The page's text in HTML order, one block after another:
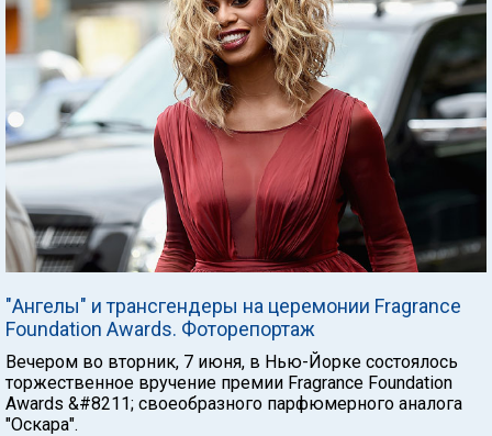
"Ангелы" и трансгендеры на церемонии Fragrance
Foundation Awards. Фоторепортаж
Вечером во вторник, 7 июня, в Нью-Йорке состоялось
торжественное вручение премии Fragrance Foundation
Awards &#8211; своеобразного парфюмерного аналога
"Оскара".